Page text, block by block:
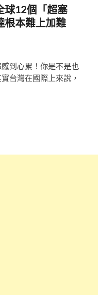
球12個「超塞
根本難上加難
到心累！你是不是也
台灣在國際上來說，